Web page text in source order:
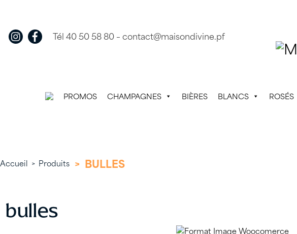
content
Tél 40 50 58 80–contact@maisondivine.pf
PROMOS CHAMPAGNES BIÈRES BLANCS ROSÉS
Accueil > Produits > BULLES
bulles